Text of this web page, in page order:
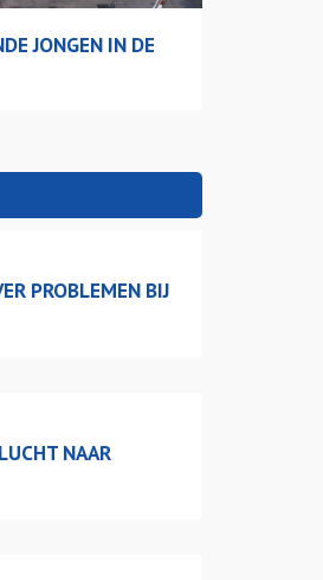
JONGEN IN DE
PROBLEMEN BIJ
NAAR